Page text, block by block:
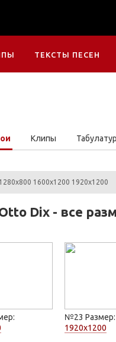
ТЕКСТЫ ПЕСЕН
Клипы
1280x800 1600x1200 1920x1200
Dix - все
№23 Размер:
1920x1200